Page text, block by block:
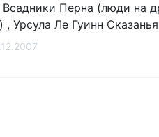
Перна (люди на
, Урсула Ле Гуинн